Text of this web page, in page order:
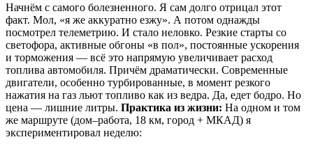
Начнём с самого болезненного. Я сам долго отрицал этот
факт. Мол, «я же аккуратно езжу». А потом однажды
посмотрел телеметрию. И стало неловко. Резкие старты со
светофора, активные обгоны «в пол», постоянные ускорения
и торможения — всё это напрямую увеличивает расход
топлива автомобиля. Причём драматически. Современные
двигатели, особенно турбированные, в момент резкого
нажатия на газ льют топливо как из ведра. Да, едет бодро. Но
цена — лишние литры. Практика из жизни: На одном и том
же маршруте (дом–работа, 18 км, город + МКАД) я
экспериментировал неделю: